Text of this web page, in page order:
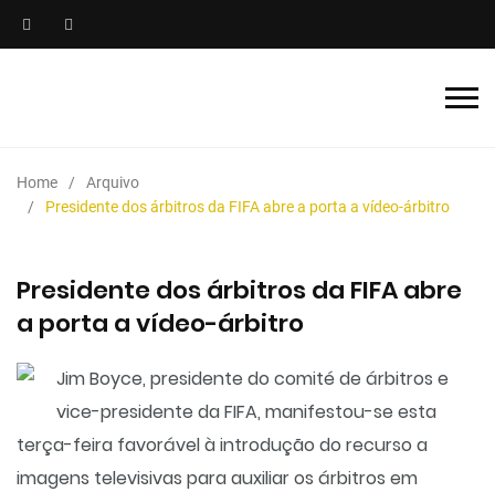
Home
Arquivo
Presidente dos árbitros da FIFA abre a porta a vídeo-árbitro
Presidente dos árbitros da FIFA abre
a porta a vídeo-árbitro
Jim Boyce, presidente do comité de árbitros e
vice-presidente da FIFA, manifestou-se esta
terça-feira favorável à introdução do recurso a
imagens televisivas para auxiliar os árbitros em